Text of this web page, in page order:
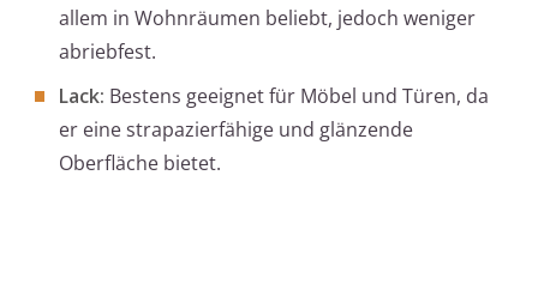
allem in Wohnräumen beliebt, jedoch weniger
abriebfest.
Lack: Bestens geeignet für Möbel und Türen, da
er eine strapazierfähige und glänzende
Oberfläche bietet.